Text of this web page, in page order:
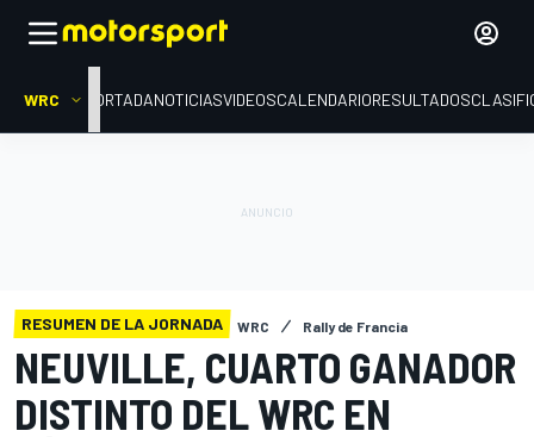
WRC PORTADANOTICIASVIDEOSCALENDARIORESULTADOS
RESUMEN DE LA JORNADA WRC Rally de Francia
NEUVILLE, CUARTO GANADOR
DISTINTO DEL WRC EN